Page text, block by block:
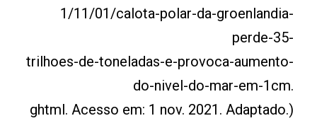
1/11/01/calota-polar-da-groenlandia-
perde-35-
trilhoes-de-toneladas-e-provoca-aumento-
do-nivel-do-mar-em-1cm.
ghtml. Acesso em: 1 nov. 2021. Adaptado.)